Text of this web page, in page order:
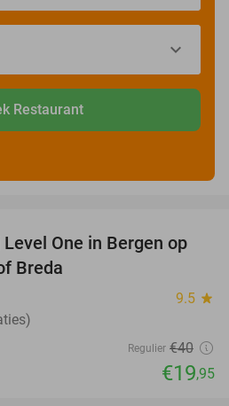
Restaurant
50%
One in Bergen op
Breda
9.5 star
Regulier €40
€19,95